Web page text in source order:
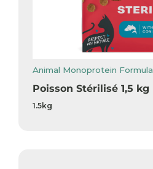
Animal Monoprotein Formula
Poisson Stérilisé 1,5 kg
1.5kg